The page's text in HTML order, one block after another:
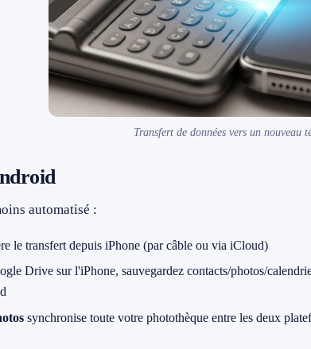
Transfert de données vers un nouveau
automatisé :
le transfert depuis iPhone (par câble ou via iCloud)
Drive sur l'iPhone, sauvegardez contacts/photos/
synchronise toute votre photothèque entre les deux